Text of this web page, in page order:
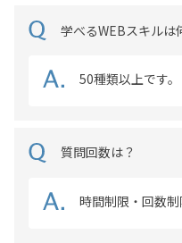
学べるWEBスキルは
50種類以上です。
質問回数は？
時間制限・回数制